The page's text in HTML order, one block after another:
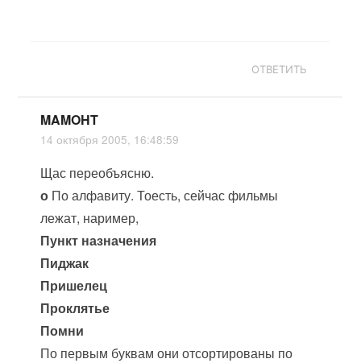
ОТВЕТИТЬ
MAMOHT
14 октября 2005, 16:48:59
Щас переобъясню.
о По алфавиту. Тоесть, сейчас фильмы
лежат, наример,
Пункт назначения
Пиджак
Пришелец
Проклятье
Помни
По первым буквам они отсортированы по